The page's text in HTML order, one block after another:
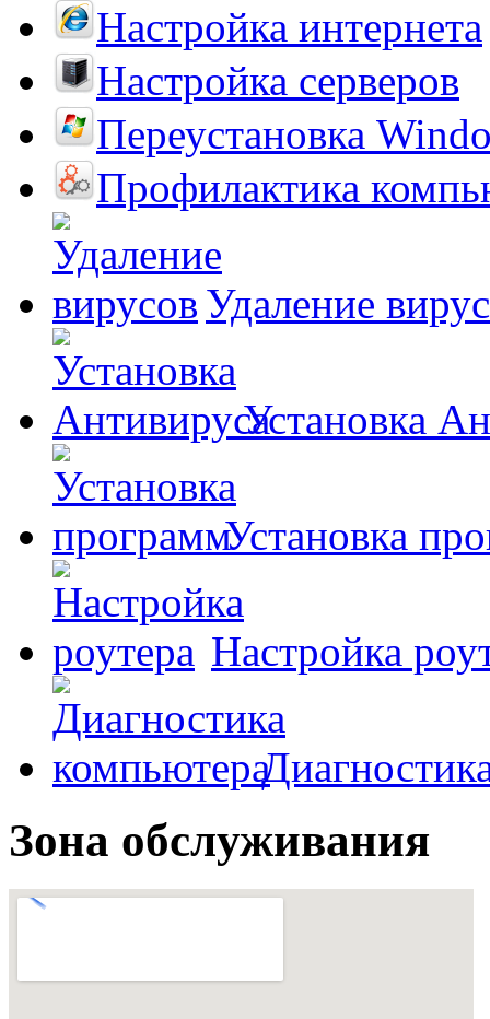
Настройка интернета
Настройка серверов
Переустановка
Профилактика
Удаление
Установка
Установка
Настройка
Зона обслуживания